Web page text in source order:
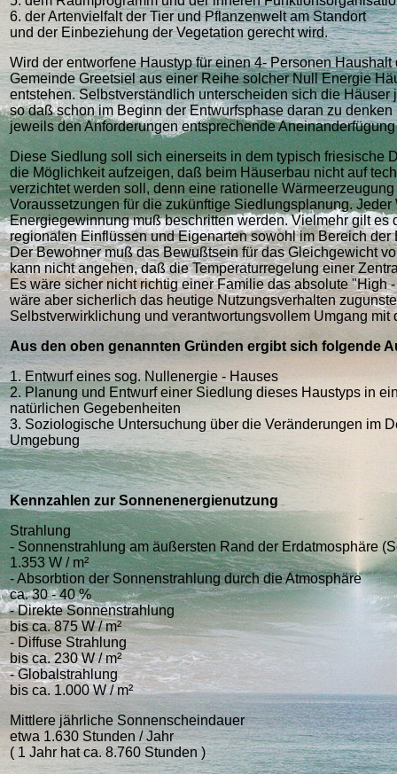
6. der Artenvielfalt der Tier und Pflanzenwelt am Standort
und der Einbeziehung der Vegetation gerecht wird.
Wird der entworfene Haustyp für einen 4- Personen
Gemeinde Greetsiel aus einer Reihe solcher Null Energie
entstehen. Selbstverständlich unterscheiden sich die
so daß schon im Beginn der Entwurfsphase daran zu
jeweils den Anforderungen entsprechende
Diese Siedlung soll sich einerseits in dem typisch friesische
die Möglichkeit aufzeigen, daß beim Häuserbau nicht auf
verzichtet werden soll, denn eine rationelle
Voraussetzungen für die zukünftige Siedlungsplanung.
Energiegewinnung muß beschritten werden. Vielmehr gilt es
regionalen Einflüssen und Eigenarten sowohl im Bereich
Der Bewohner muß das Bewußtsein für das Gleichgewicht
kann nicht angehen, daß die Temperaturregelung einer
Es wäre sicher nicht richtig einer Familie das absolute "High
wäre aber sicherlich das heutige Nutzungsverhalten
Selbstverwirklichung und verantwortungsvollem Umgang mit
Aus den oben genannten Gründen ergibt sich folgende
1. Entwurf eines sog. Nullenergie - Hauses
2. Planung und Entwurf einer Siedlung dieses Haustyps in
natürlichen Gegebenheiten
3. Soziologische Untersuchung über die Veränderungen im
Umgebung
Kennzahlen zur Sonnenenergienutzung
Strahlung
- Sonnenstrahlung am äußersten Rand der Erdatmosphäre
1.353 W / m²
- Absorbtion der Sonnenstrahlung durch die Atmosphäre
ca. 30 - 40 %
- Direkte Sonnenstrahlung
bis ca. 875 W / m²
- Diffuse Strahlung
bis ca. 230 W / m²
- Globalstrahlung
bis ca. 1.000 W / m²
Mittlere jährliche Sonnenscheindauer
etwa 1.630 Stunden / Jahr
( 1 Jahr hat ca. 8.760 Stunden )